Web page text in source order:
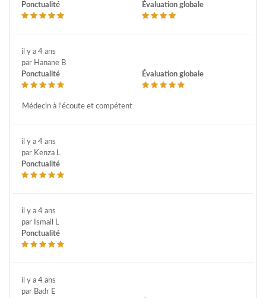
Ponctualité
Évaluation globale
il y a 4 ans
par Hanane B
Ponctualité
Évaluation globale
Médecin à l'écoute et compétent
il y a 4 ans
par Kenza L
Ponctualité
il y a 4 ans
par Ismail L
Ponctualité
il y a 4 ans
par Badr E